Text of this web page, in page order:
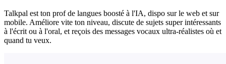
Talkpal est ton prof de langues boosté à l'IA, dispo sur le web et sur
mobile. Améliore vite ton niveau, discute de sujets super intéressants
à l'écrit ou à l'oral, et reçois des messages vocaux ultra-réalistes où et
quand tu veux.